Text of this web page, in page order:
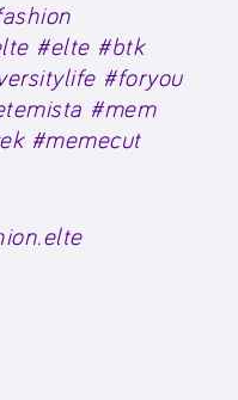
#elte #btk
#foryou
#mem
#memecut